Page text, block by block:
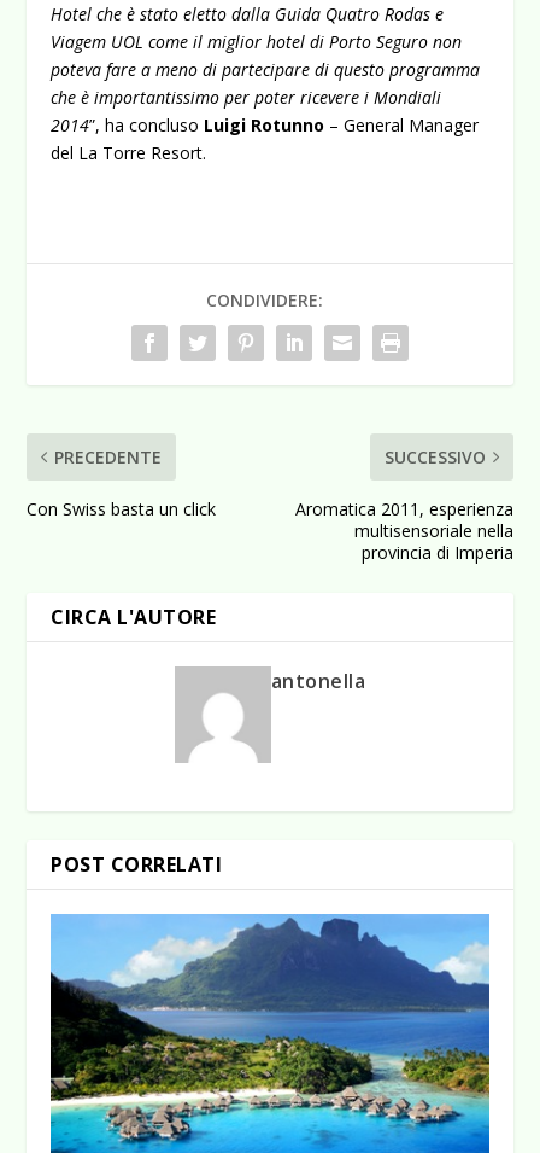
Hotel che è stato eletto dalla Guida Quatro Rodas e
Viagem UOL come il miglior hotel di Porto Seguro non
poteva fare a meno di partecipare di questo programma
che è importantissimo per poter ricevere i Mondiali
2014”, ha concluso Luigi Rotunno – General Manager
del La Torre Resort.
CONDIVIDERE:
PRECEDENTE
Con Swiss basta un click
SUCCESSIVO
Aromatica 2011, esperienza
multisensoriale nella
provincia di Imperia
CIRCA L'AUTORE
antonella
POST CORRELATI